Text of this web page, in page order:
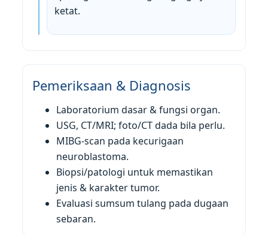
ketat.
Pemeriksaan & Diagnosis
Laboratorium dasar & fungsi organ.
USG, CT/MRI; foto/CT dada bila perlu.
MIBG-scan pada kecurigaan
neuroblastoma.
Biopsi/patologi untuk memastikan
jenis & karakter tumor.
Evaluasi sumsum tulang pada dugaan
sebaran.